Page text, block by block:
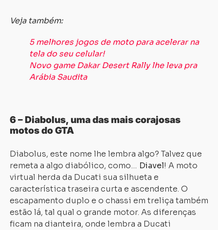
Veja também:
5 melhores jogos de moto para acelerar na
tela do seu celular!
Novo game Dakar Desert Rally lhe leva pra
Arábia Saudita
6 – Diabolus, uma das mais corajosas
motos do GTA
Diabolus, este nome lhe lembra algo? Talvez que
remeta a algo diabólico, como… Diavel! A moto
virtual herda da Ducati sua silhueta e
característica traseira curta e ascendente. O
escapamento duplo e o chassi em treliça também
estão lá, tal qual o grande motor. As diferenças
ficam na dianteira, onde lembra a Ducati
Carregando...
Carregando...